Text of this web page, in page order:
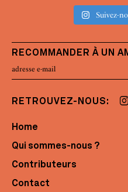
Suivez-
RECOMMANDER À UN
RETROUVEZ-NOUS:
Home
Qui sommes-nous ?
Contributeurs
Contact